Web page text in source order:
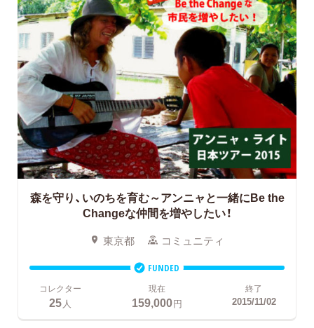
森を守り、いのちを育む～アンニャと一緒にBe the
Changeな仲間を増やしたい！
東京都 コミュニティ
FUNDED
コレクター
25人
現在
159,000円
終了
2015/11/02